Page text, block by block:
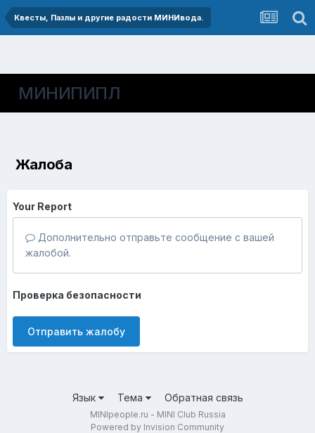
Квесты, Пазлы и другие радости МИНИвода.
МИНИПИПЛ
Жалоба
Your Report
Дополнительно отправьте сообщение с вашей
жалобой.
Проверка безопасности
Отправить жалобу
Язык Тема Обратная связь
MINIpeople.ru - MINI Club Russia
Powered by Invision Community